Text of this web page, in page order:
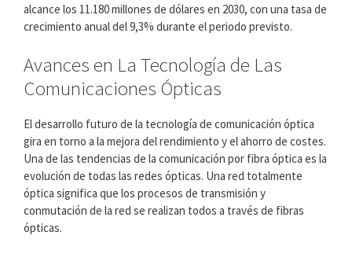
alcance los 11.180 millones de dólares en 2030, con una tasa de
crecimiento anual del 9,3% durante el periodo previsto.
Avances en La Tecnología de Las
Comunicaciones Ópticas
El desarrollo futuro de la tecnología de comunicación óptica
gira en torno a la mejora del rendimiento y el ahorro de costes.
Una de las tendencias de la comunicación por fibra óptica es la
evolución de todas las redes ópticas. Una red totalmente
óptica significa que los procesos de transmisión y
conmutación de la red se realizan todos a través de fibras
ópticas.